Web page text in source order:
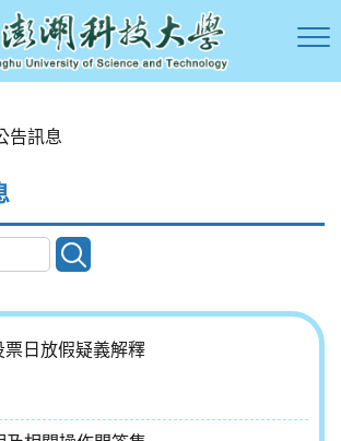
告訊息
票日放假疑義解釋